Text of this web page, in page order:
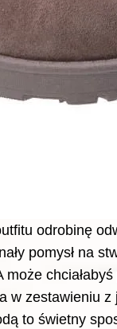
odrobinę
pomysł na
zestawieniu z
to świetny